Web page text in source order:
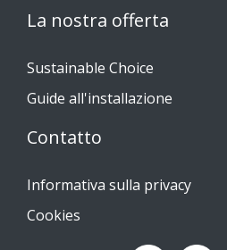
La nostra offerta
Sustainable Choice
Guide all'installazione
Contatto
Informativa sulla privacy
Cookies